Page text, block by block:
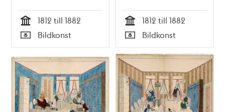
Tid
1812 till 1882
Typ
Bildkonst Tid
1812 till 1882
Typ
Bildkonst